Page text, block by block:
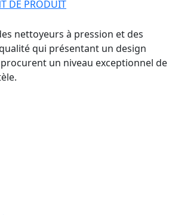
DE PRODUIT
nettoyeurs à pression et des
qui présentant un design
un niveau exceptionnel de